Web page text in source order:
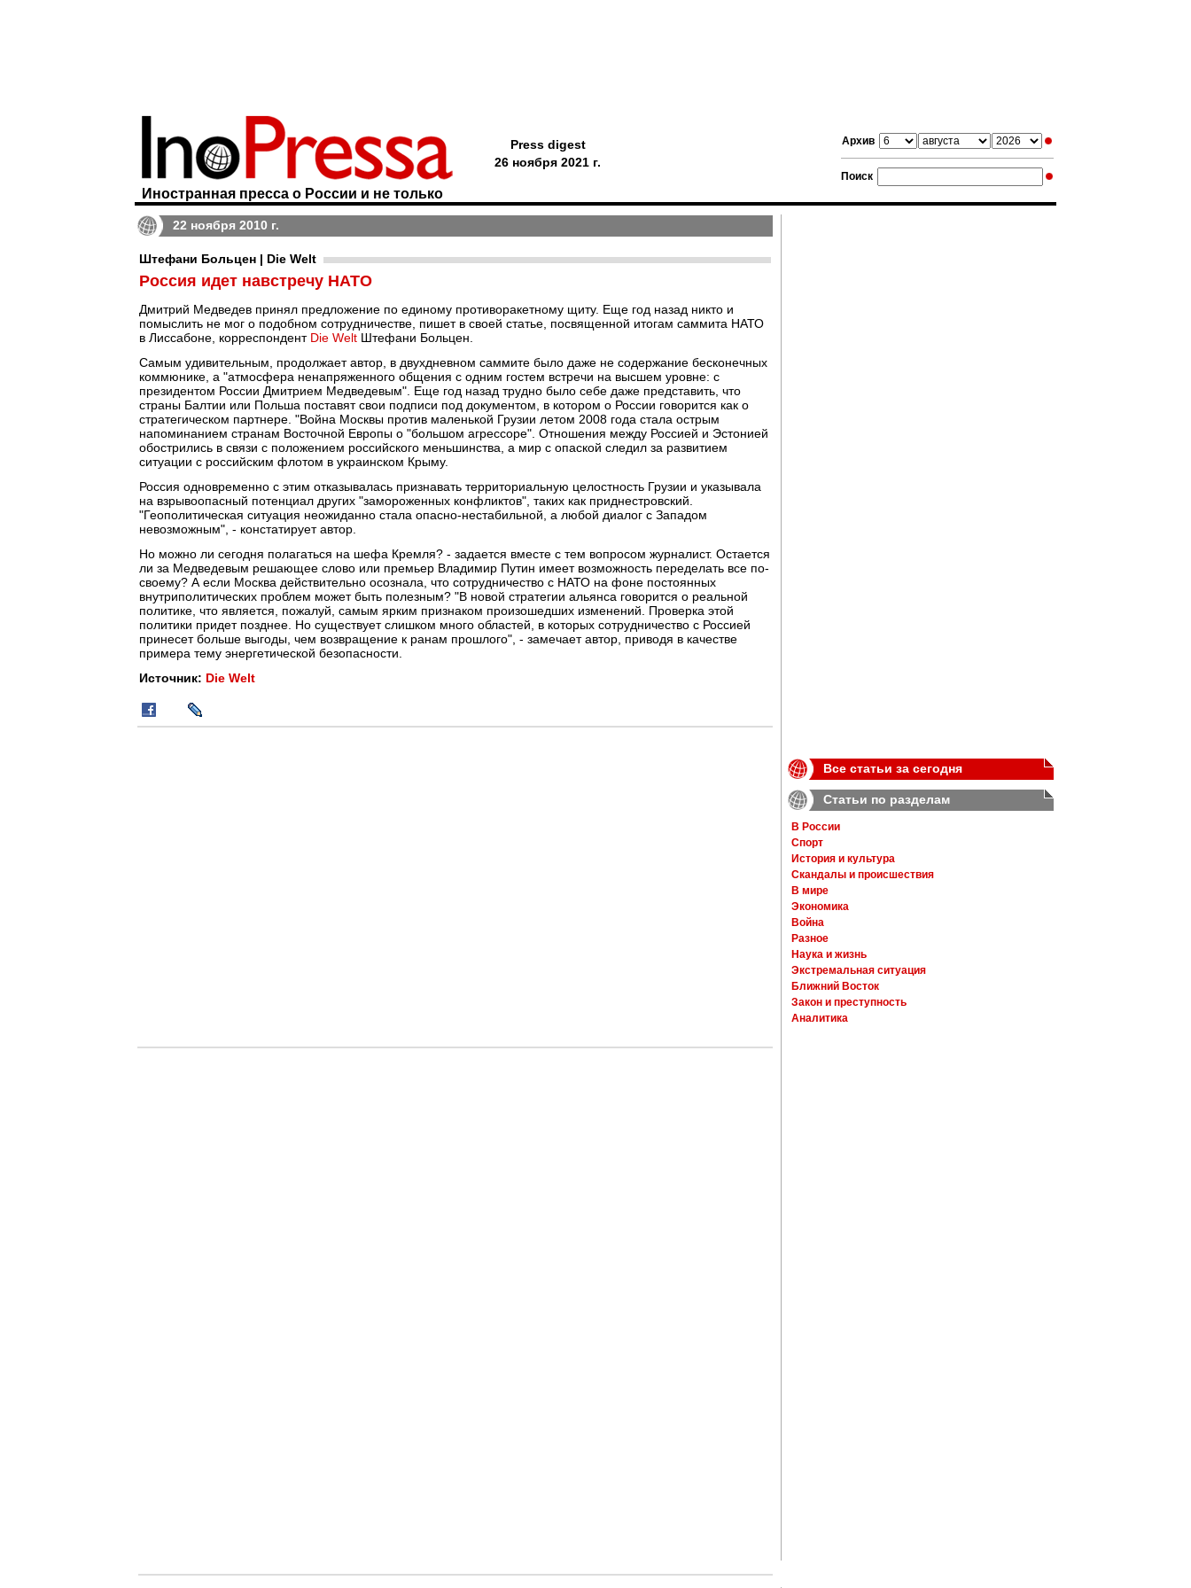
Архив
Поиск
Иностранная пресса о России и не только
Press digest
26 ноября 2021 г.
22 ноября 2010 г.
Штефани Больцен | Die Welt
Россия идет навстречу НАТО
Дмитрий Медведев принял предложение по единому противоракетному щиту. Еще год назад никто и
помыслить не мог о подобном сотрудничестве, пишет в своей статье, посвященной итогам саммита НАТО
в Лиссабоне, корреспондент Die Welt Штефани Больцен.
Самым удивительным, продолжает автор, в двухдневном саммите было даже не содержание бесконечных
коммюнике, а "атмосфера ненапряженного общения с одним гостем встречи на высшем уровне: с
президентом России Дмитрием Медведевым". Еще год назад трудно было себе даже представить, что
страны Балтии или Польша поставят свои подписи под документом, в котором о России говорится как о
стратегическом партнере. "Война Москвы против маленькой Грузии летом 2008 года стала острым
напоминанием странам Восточной Европы о "большом агрессоре". Отношения между Россией и Эстонией
обострились в связи с положением российского меньшинства, а мир с опаской следил за развитием
ситуации с российским флотом в украинском Крыму.
Россия одновременно с этим отказывалась признавать территориальную целостность Грузии и указывала
на взрывоопасный потенциал других "замороженных конфликтов", таких как приднестровский.
"Геополитическая ситуация неожиданно стала опасно-нестабильной, а любой диалог с Западом
невозможным", - констатирует автор.
Но можно ли сегодня полагаться на шефа Кремля? - задается вместе с тем вопросом журналист. Остается
ли за Медведевым решающее слово или премьер Владимир Путин имеет возможность переделать все по-
своему? А если Москва действительно осознала, что сотрудничество с НАТО на фоне постоянных
внутриполитических проблем может быть полезным? "В новой стратегии альянса говорится о реальной
политике, что является, пожалуй, самым ярким признаком произошедших изменений. Проверка этой
политики придет позднее. Но существует слишком много областей, в которых сотрудничество с Россией
принесет больше выгоды, чем возвращение к ранам прошлого", - замечает автор, приводя в качестве
примера тему энергетической безопасности.
Источник: Die Welt
Все статьи за сегодня
Статьи по разделам
В России
Спорт
История и культура
Скандалы и происшествия
В мире
Экономика
Война
Разное
Наука и жизнь
Экстремальная ситуация
Ближний Восток
Закон и преступность
Аналитика